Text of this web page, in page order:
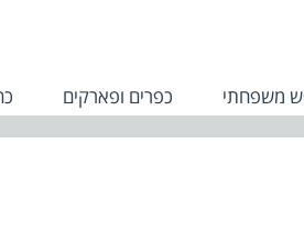
משפחתי כפרים ופארקים